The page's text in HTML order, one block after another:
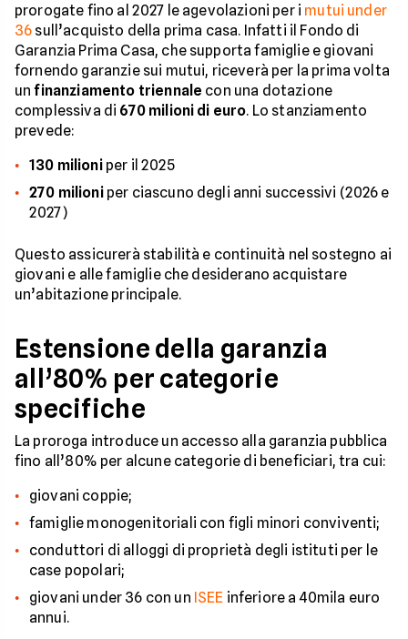
prorogate fino al 2027 le agevolazioni per i mutui under
36 sull’acquisto della prima casa. Infatti il Fondo di
Garanzia Prima Casa, che supporta famiglie e giovani
fornendo garanzie sui mutui, riceverà per la prima volta
unfinanziamento triennale con una dotazione
complessiva di 670 milioni di euro. Lo stanziamento
prevede:
130 milioniper il 2025
270 milioniper ciascuno degli anni successivi (2026 e
2027)
Questo assicurerà stabilità e continuità nel sostegno ai
giovani e alle famiglie che desiderano acquistare
un’abitazione principale.
Estensione della garanzia
all’80% per categorie
specifiche
La proroga introduce un accesso alla garanzia pubblica
fino all’80% per alcune categorie di beneficiari, tra cui:
giovani coppie;
famiglie monogenitoriali con figli minori conviventi;
conduttori di alloggi di proprietà degli istituti per le
case popolari;
giovani under 36 con un ISEE inferiore a 40mila euro
annui.